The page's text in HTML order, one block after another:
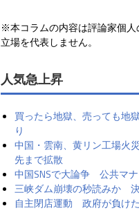
※本コラムの内容は評論家個
立場を代表しません。
人気急上昇
買ったら地獄、売っても地
り
中国・雲南、黄リン工場火
先まで拡散
中国SNSで大論争 公共マ
三峡ダム崩壊の秒読みか
自主閉店運動 政府が負けた